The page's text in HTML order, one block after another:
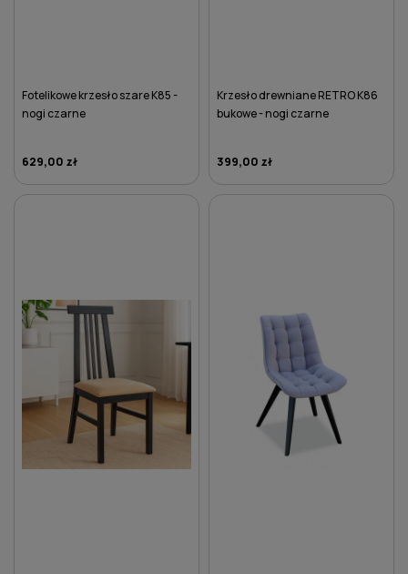
Fotelikowe krzesło szare K85 -
nogi czarne
629,00 zł
Krzesło drewniane RETRO K86
bukowe - nogi czarne
399,00 zł